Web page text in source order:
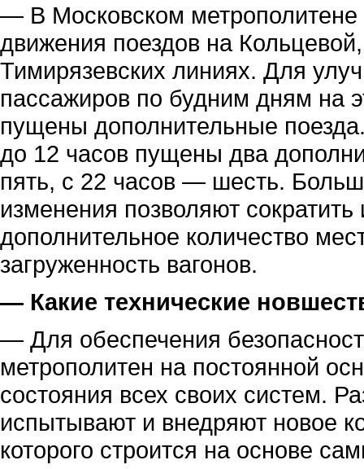
— В Московском
движения поездов на
Тимирязевских линиях. Для
пассажиров по будним дням на
пущены дополнительные
до 12 часов пущены два
пять, с 22 часов — шесть.
изменения позволяют
дополнительное количество
загруженность вагонов.
— Какие технические
— Для обеспечения
метрополитен на постоянной
состояния всех своих систем.
испытывают и внедряют новое
которого строится на основе